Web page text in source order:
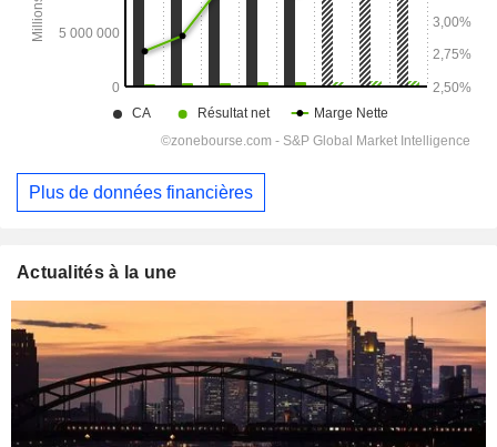
Plus de données financières
Actualités à la une